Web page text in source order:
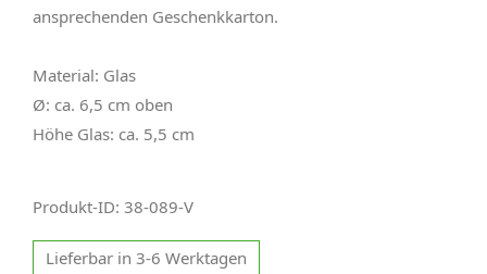
ansprechenden Geschenkkarton.
Material: Glas
Ø: ca. 6,5 cm oben
Höhe Glas: ca. 5,5 cm
Produkt-ID: 38-089-V
Lieferbar in 3-6 Werktagen